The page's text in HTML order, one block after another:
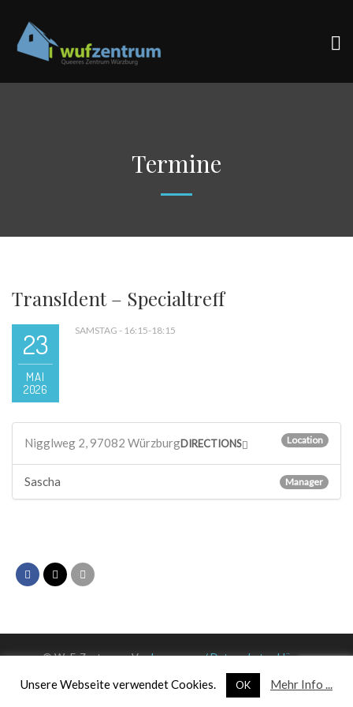
Termine
TransIdent – Specialtreff
23
MAI
2026
SAMSTAG - 16:15-18:15
Nigglweg 2, 97082 Würzburg Location
DIRECTIONS
Sascha Manager
© WuF-Zentrum e. V. –Impressum / Datenschutzerklärung
Unsere Webseite verwendet Cookies. OK Mehr Info ...